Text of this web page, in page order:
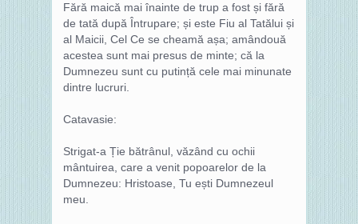
Fără maică mai înainte de trup a fost și fără
de tată după Întrupare; și este Fiu al Tatălui și
al Maicii, Cel Ce se cheamă așa; amândouă
acestea sunt mai presus de minte; că la
Dumnezeu sunt cu putință cele mai minunate
dintre lucruri.
Catavasie:
Strigat-a Ție bătrânul, văzând cu ochii
mântuirea, care a venit popoarelor de la
Dumnezeu: Hristoase, Tu ești Dumnezeul
meu.